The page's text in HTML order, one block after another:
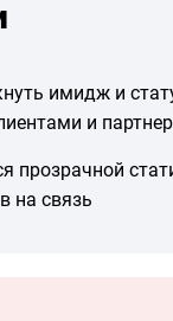
имидж и
и
прозрачной
на связь